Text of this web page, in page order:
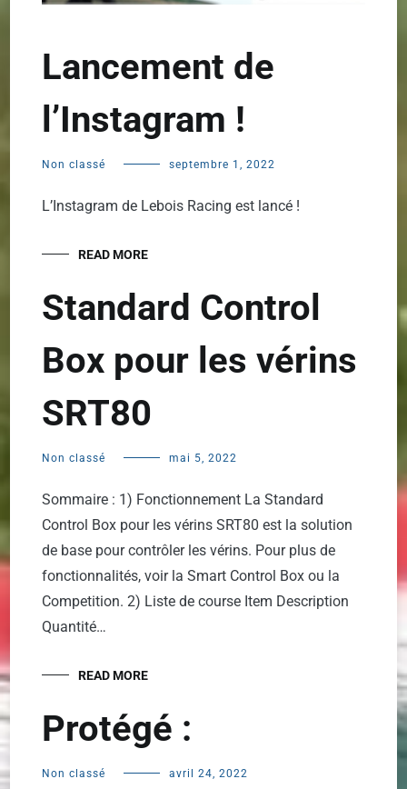
Lancement de
l’Instagram !
Non classé septembre 1, 2022
L’Instagram de Lebois Racing est lancé !
READ MORE
Standard Control
Box pour les vérins
SRT80
Non classé mai 5, 2022
Sommaire : 1) Fonctionnement La Standard
Control Box pour les vérins SRT80 est la solution
de base pour contrôler les vérins. Pour plus de
fonctionnalités, voir la Smart Control Box ou la
Competition. 2) Liste de course Item Description
Quantité…
READ MORE
Protégé :
Non classé avril 24, 2022